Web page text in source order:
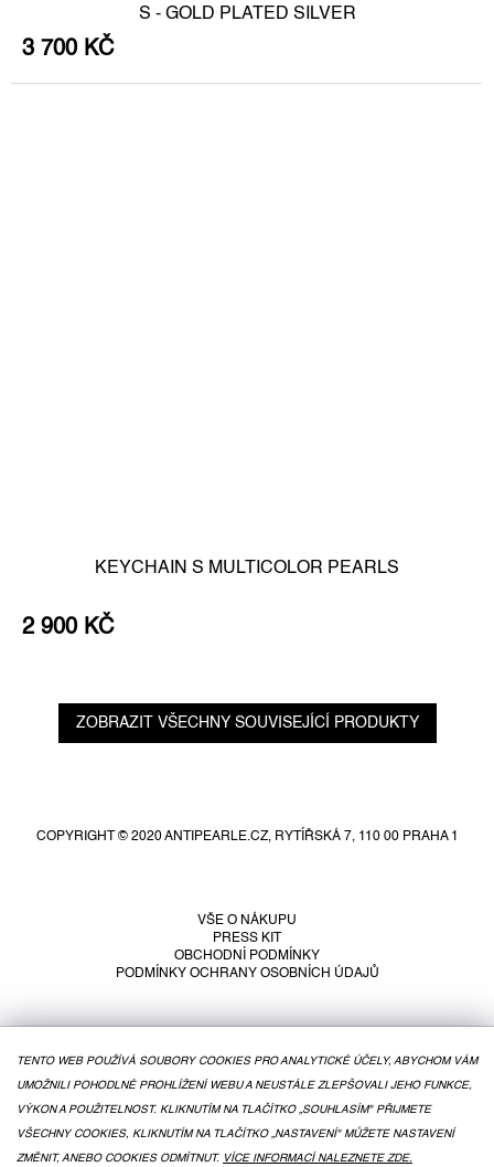
TENTO WEB POUŽÍVÁ SOUBORY COOKIES PRO ANALYTICKÉ ÚČELY, ABYCHOM VÁM
UMOŽNILI POHODLNÉ PROHLÍŽENÍ WEBU A NEUSTÁLE ZLEPŠOVALI JEHO FUNKCE,
VÝKON A POUŽITELNOST. KLIKNUTÍM NA TLAČÍTKO „SOUHLASÍM" PŘIJMETE
VŠECHNY COOKIES, KLIKNUTÍM NA TLAČÍTKO „NASTAVENÍ" MŮŽETE NASTAVENÍ
ZMĚNIT, ANEBO COOKIES ODMÍTNUT. VÍCE INFORMACÍ NALEZNETE ZDE.
S - GOLD PLATED SILVER
3 700 KČ
KEYCHAIN S MULTICOLOR PEARLS
2 900 KČ
ZOBRAZIT VŠECHNY SOUVISEJÍCÍ PRODUKTY
COPYRIGHT © 2020 ANTIPEARLE.CZ, RYTÍŘSKÁ 7, 110 00 PRAHA 1
VŠE O NÁKUPU
PRESS KIT
OBCHODNÍ PODMÍNKY
PODMÍNKY OCHRANY OSOBNÍCH ÚDAJŮ